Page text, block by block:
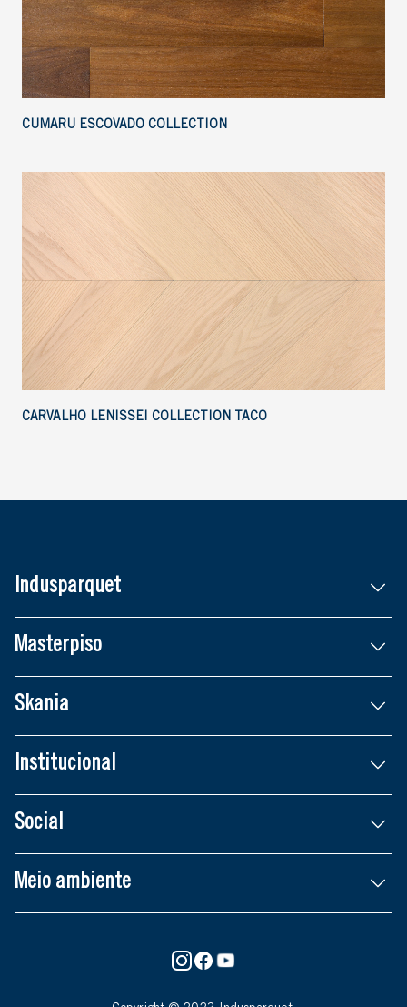
CUMARU ESCOVADO COLLECTION
CARVALHO LENISSEI COLLECTION TACO
Indusparquet
Masterpiso
Skania
Institucional
Social
Meio ambiente